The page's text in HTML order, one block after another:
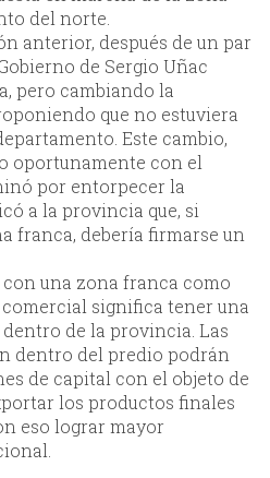
del norte.
anterior, después de un par
de Sergio Uñac
pero cambiando la
que no estuviera
Este cambio,
oportunamente con el
por entorpecer la
a la provincia que, si
franca, debería firmarse un
una zona franca como
significa tener una
de la provincia. Las
dentro del predio podrán
de capital con el objeto de
los productos finales
eso lograr mayor